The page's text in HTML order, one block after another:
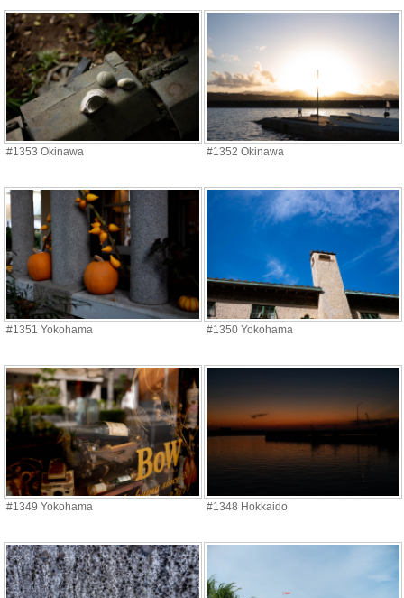
#1353 Okinawa #1352 Okinawa
#1351 Yokohama #1350 Yokohama
#1349 Yokohama #1348 Hokkaido